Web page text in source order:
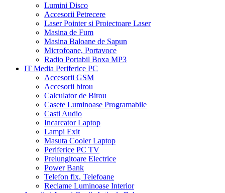
Lumini Disco
Accesorii Petrecere
Laser Pointer si Proiectoare Laser
Masina de Fum
Masina Baloane de Sapun
Microfoane, Portavoce
Radio Portabil Boxa MP3
IT Media Periferice PC
Accesorii GSM
Accesorii birou
Calculator de Birou
Casete Luminoase Programabile
Casti Audio
Incarcator Laptop
Lampi Exit
Masuta Cooler Laptop
Periferice PC TV
Prelungitoare Electrice
Power Bank
Telefon fix, Telefoane
Reclame Luminoase Interior